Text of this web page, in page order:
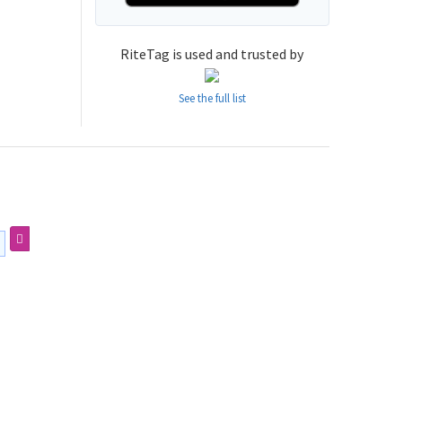
RiteTag is used and trusted by
See the full list